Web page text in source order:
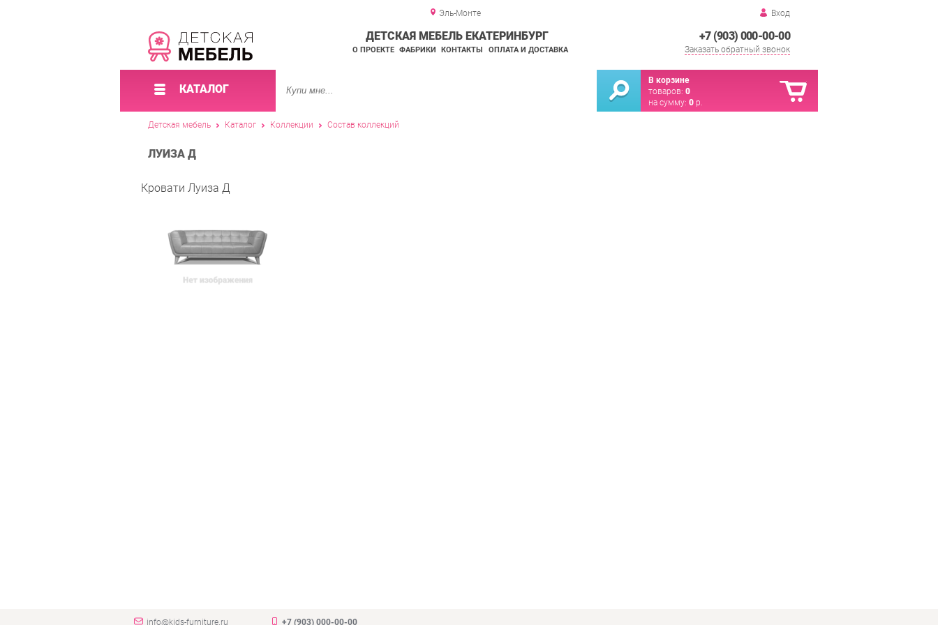
Эль-Монте Вход
+7 (903) 000-00-00
Заказать обратный звонок
ДЕТСКАЯ МЕБЕЛЬ ЕКАТЕРИНБУРГ
О ПРОЕКТЕ ФАБРИКИ КОНТАКТЫ ОПЛАТА И ДОСТАВКА
КАТАЛОГ
В корзине
товаров: 0
на сумму: 0 р.
Детская мебель Каталог Коллекции Состав коллекций
ЛУИЗА Д
Кровати Луиза Д
info@kids-furniture.ru +7 (903) 000-00-00